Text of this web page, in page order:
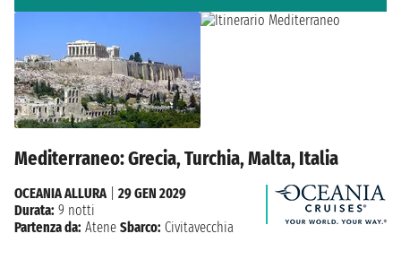
Mediterraneo: Grecia, Turchia, Malta, Italia
OCEANIA ALLURA
29 GEN 2029
Durata: 9 notti
Partenza da: Atene Sbarco: Civitavecchia